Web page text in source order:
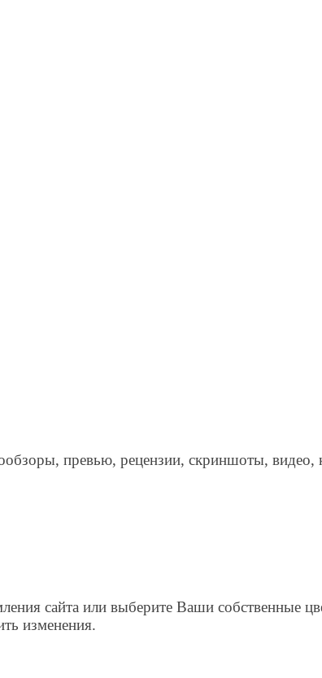
превью, рецензии, скриншоты, видео,
сайта или выберите Ваши собственные
изменения.